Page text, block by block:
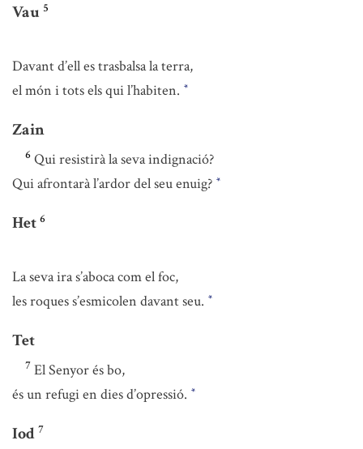
Vau 5
Davant d’ell es trasbalsa la terra,
el món i tots els qui l’habiten. *
Zain
6 Qui resistirà la seva indignació?
Qui afrontarà l’ardor del seu enuig? *
Het 6
La seva ira s’aboca com el foc,
les roques s’esmicolen davant seu. *
Tet
7 El Senyor és bo,
és un refugi en dies d’opressió. *
Iod 7